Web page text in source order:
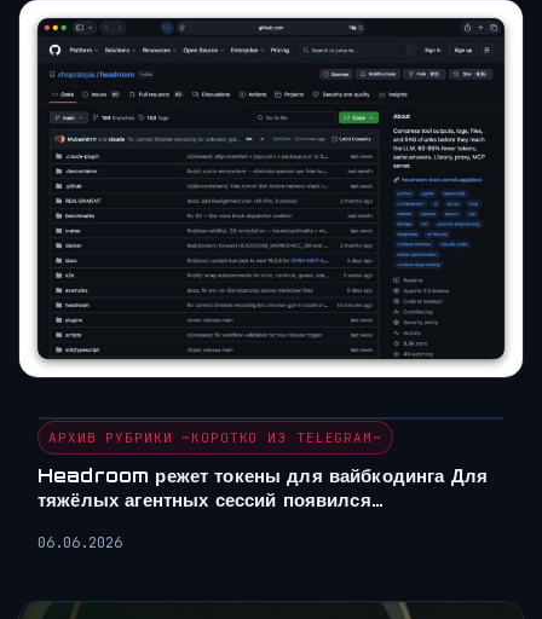
АРХИВ РУБРИКИ ~КОРОТКО ИЗ TELEGRAM~
Headroom режет токены для вайбкодинга Для
тяжёлых агентных сессий появился…
06.06.2026